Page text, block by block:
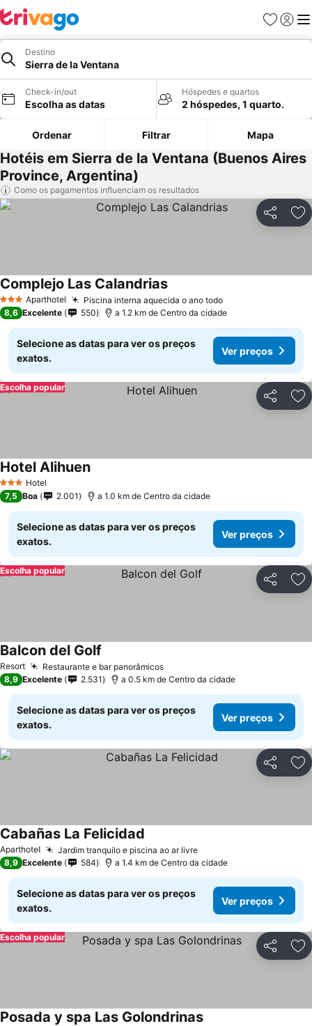
Favoritos
Iniciar
Destino
Sierra de la Ventana
Check-in/out
Escolha as datas
Hóspedes e quartos
2 hóspedes, 1 quarto.
Ordenar Filtrar Mapa
Hotéis em Sierra de la Ventana (Buenos Aires
Province, Argentina)
Como os pagamentos influenciam os resultados
Partilhar
3 EstrelasAparthotel Piscina interna aquecida o ano todo
Complejo Las Calandrias
8,6 Excelente 550 a 1.2 km de Centro da cidade
Selecione as datas para ver os preços
exatos.
Ver preços
Partilhar
Escolha popular
3 EstrelasHotel
Hotel Alihuen
7,5 Boa 2.001 a 1.0 km de Centro da cidade
Selecione as datas para ver os preços
exatos.
Ver preços
Partilhar
Escolha popular
Resort Restaurante e bar panorâmicos
Balcon del Golf
8,9 Excelente 2.531 a 0.5 km de Centro da cidade
Selecione as datas para ver os preços
exatos.
Ver preços
Partilhar
Aparthotel Jardim tranquilo e piscina ao ar livre
Cabañas La Felicidad
8,9 Excelente 584 a 1.4 km de Centro da cidade
Selecione as datas para ver os preços
exatos.
Ver preços
Partilhar
Escolha popular
Posada y spa Las Golondrinas